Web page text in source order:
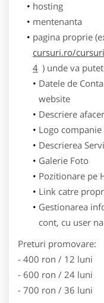
hosting
mentenanta
pagina proprie
cursuri.ro/
4 ) unde va
Datele de
website
Descriere
Logo companie
Descrierea
Galerie Foto
Pozitionare pe
Link catre
Gestionarea
cont, cu user
Preturi promovare:
- 400 ron / 12 luni
- 600 ron / 24 luni
- 700 ron / 36 luni